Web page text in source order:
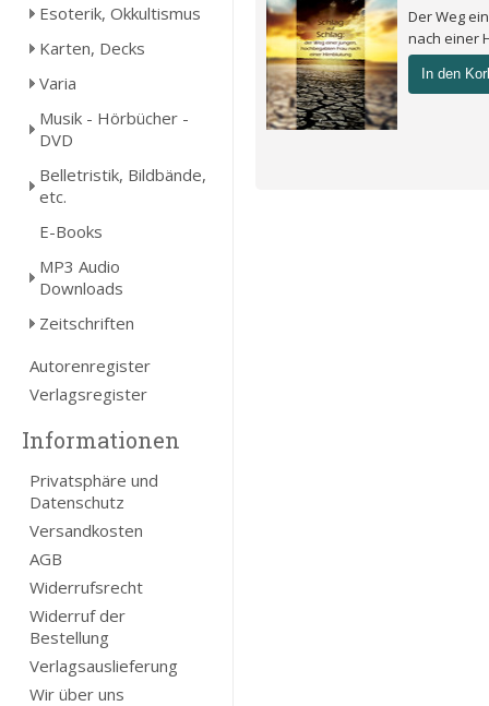
Esoterik, Okkultismus
Karten, Decks
Varia
Musik - Hörbücher -
DVD
Belletristik, Bildbände,
etc.
E-Books
MP3 Audio
Downloads
Zeitschriften
Autorenregister
Verlagsregister
Informationen
Privatsphäre und
Datenschutz
Versandkosten
AGB
Widerrufsrecht
Widerruf der
Bestellung
Verlagsauslieferung
Wir über uns
Der Weg
nach einer
In den